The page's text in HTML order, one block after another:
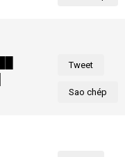
Tweet
Sao chép